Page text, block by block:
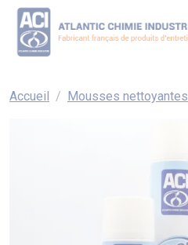
Accueil Mousses nettoyantes